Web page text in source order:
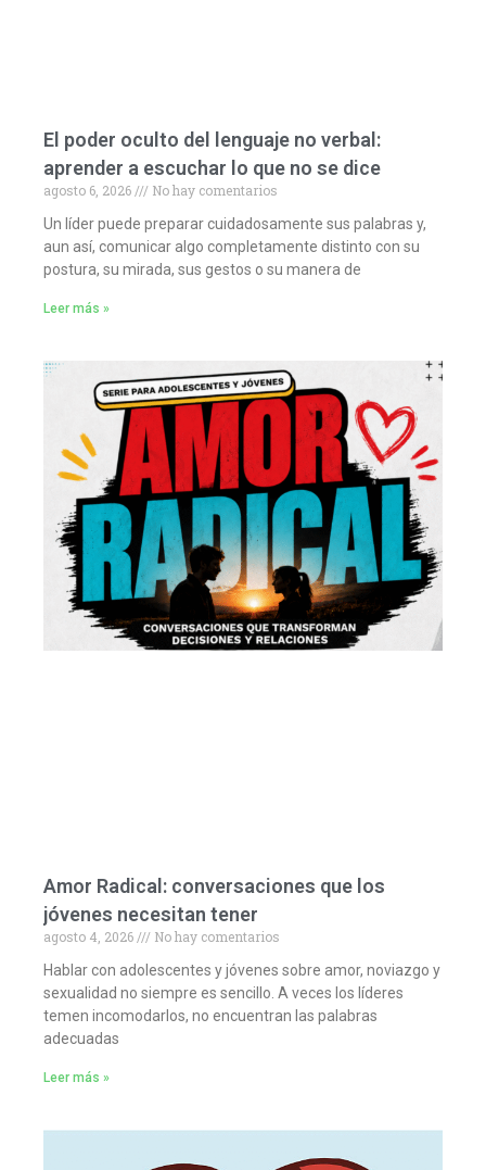
El poder oculto del lenguaje no verbal:
aprender a escuchar lo que no se dice
agosto 6, 2026
No hay comentarios
Un líder puede preparar cuidadosamente sus palabras y,
aun así, comunicar algo completamente distinto con su
postura, su mirada, sus gestos o su manera de
Leer más »
Amor Radical: conversaciones que los
jóvenes necesitan tener
agosto 4, 2026
No hay comentarios
Hablar con adolescentes y jóvenes sobre amor, noviazgo y
sexualidad no siempre es sencillo. A veces los líderes
temen incomodarlos, no encuentran las palabras
adecuadas
Leer más »